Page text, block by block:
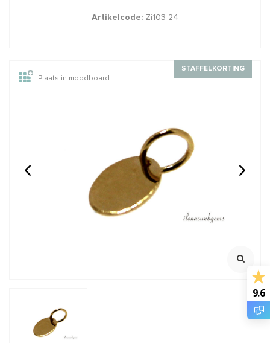
14/20 Gold filled lock-in
oogje 4x0.65mm
Oersterk oogje met lock
mechanisme
Klik voor youtube filmpje
Incl. btw
Artikelcode: Zi103-24
STAFFELKORTING
Plaats in moodboard
9.6